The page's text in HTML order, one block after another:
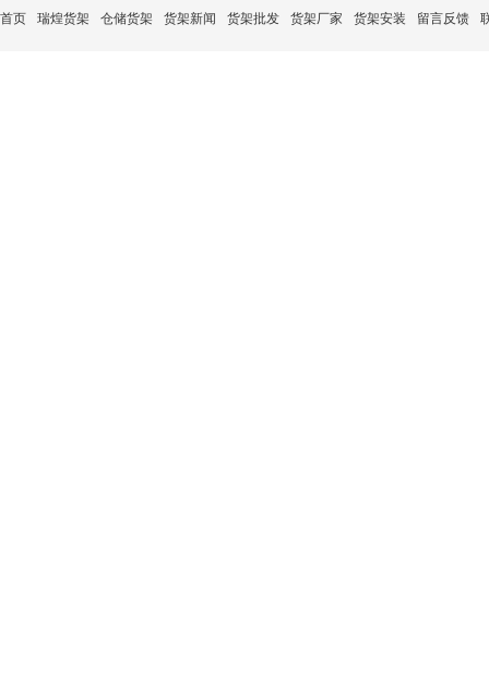
首页 瑞煌货架 仓储货架 货架新闻 货架批发 货架厂家 货架安装 留言反馈